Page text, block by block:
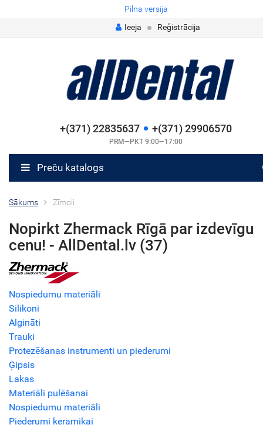
Pilna versija
Ieeja
Reģistrācija
+(371) 22835637 +(371) 29906570
PRM—PKT 9:00—17:00
Preču katalogs
Sākums Zīmoli
Nopirkt Zhermack Rīgā par izdevīgu
cenu! - AllDental.lv (37)
Nospiedumu materiāli
Silikoni
Algināti
Trauki
Protezēšanas instrumenti un piederumi
Ģipsis
Lakas
Materiāli pulēšanai
Nospiedumu materiāli
Piederumi keramikai